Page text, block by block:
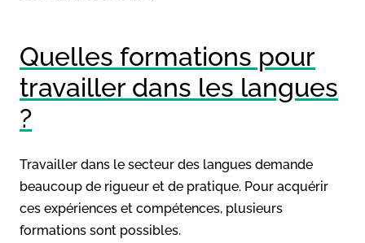
Quelles formations pour
travailler dans les langues
?
Travailler dans le secteur des langues demande
beaucoup de rigueur et de pratique. Pour acquérir
ces expériences et compétences, plusieurs
formations sont possibles.